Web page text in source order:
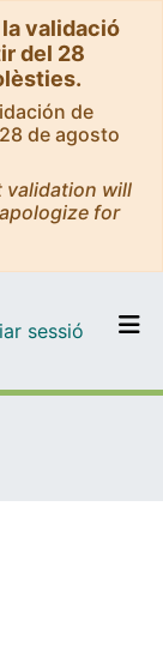
validació
del 28
de
de agosto
validation will
for
el DD
sessió (current)